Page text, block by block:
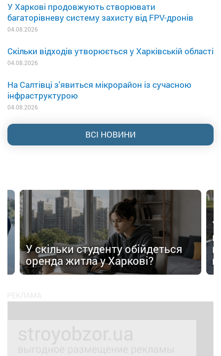
У Харкові продовжують створювати
багаторівневу систему захисту від FPV-дронів
04.08.2026
Скільки відходів утворюється у Харківській області
04.08.2026
На Салтівці з'явиться мікрорайон із сучасною
інфраструктурою
04.08.2026
ВСІ НОВИНИ
У скільки студенту обійдеться
оренда житла у Харкові?